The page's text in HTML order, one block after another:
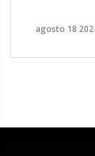
México
agosto 18